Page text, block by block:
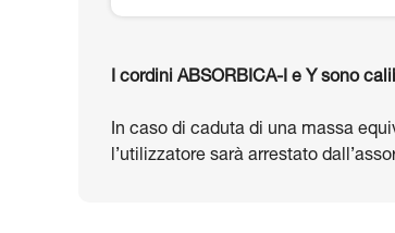
I cordini ABSORBICA-I e Y sono
In caso di caduta di una massa
l’utilizzatore sarà arrestato